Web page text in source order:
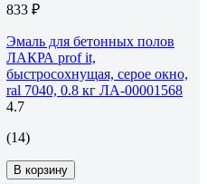
833 ₽
Эмаль для бетонных полов
ЛАКРА prof it,
быстросохнущая, серое окно,
ral 7040, 0.8 кг ЛА-00001568
4.7
(14)
В корзину